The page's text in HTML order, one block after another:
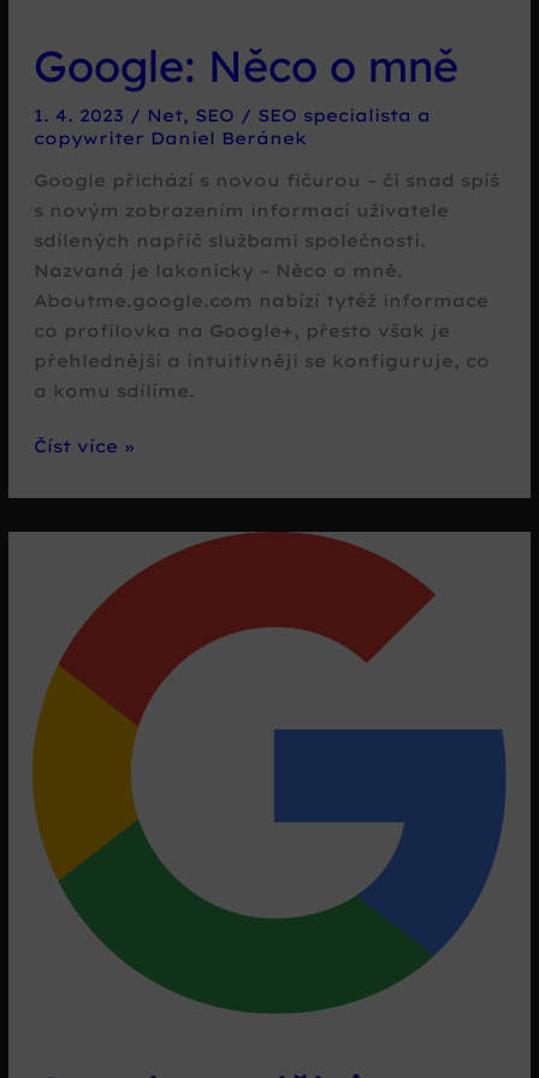
Google: Něco o mně
1. 4. 2023 / Net, SEO / SEO specialista a
copywriter Daniel Beránek
Google přichází s novou fičurou – či snad spíš
s novým zobrazením informací uživatele
sdílených napříč službami společnosti.
Nazvaná je lakonicky – Něco o mně.
Aboutme.google.com nabízí tytéž informace
co profilovka na Google+, přesto však je
přehlednější a intuitivněji se konfiguruje, co
a komu sdílíme.
Google:
o
mně
Číst více »